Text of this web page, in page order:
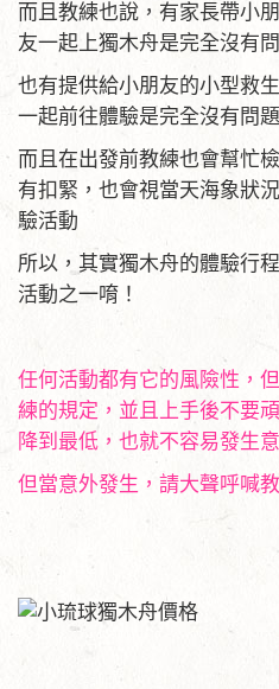
而且教練也說，有家長帶小
友一起上獨木舟是完全沒有
也有提供給小朋友的小型救
一起前往體驗是完全沒有問題
而且在出發前教練也會幫忙
有扣緊，也會視當天海象狀
驗活動
所以，其實獨木舟的體驗行
活動之一唷！
任何活動都有它的風險性，
練的規定，並且上手後不要
降到最低，也就不容易發生
但當意外發生，請大聲呼喊